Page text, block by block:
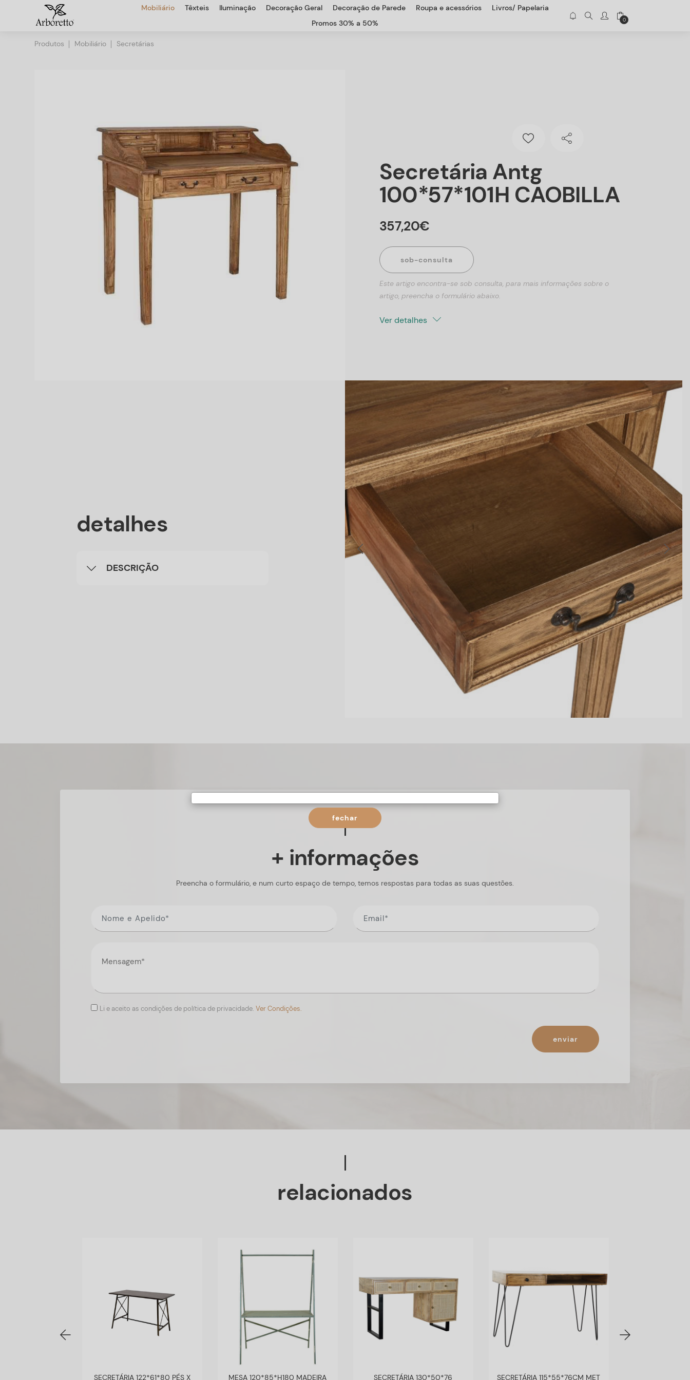
Mobiliário Têxteis Iluminação Decoração Geral Decoração de Parede Roupa e acessórios
Livros/ Papelaria
Promos 30% a 50%
0
Produtos Mobiliário Secretárias
Secretária Antg
100*57*101H CAOBILLA
357,20€
sob-consulta
Este artigo encontra-se sob consulta, para mais informações sobre o
artigo, preencha o formulário abaixo.
Ver detalhes
detalhes
DESCRIÇÃO
+ informações
Preencha o formulário, e num curto espaço de tempo, temos respostas para todas as suas questões.
Li e aceito as condições de política de privacidade. Ver Condições.
enviar
relacionados
SECRETÁRIA 122*61*80 PÉS X MESA 120*85*H180 MADEIRA SECRETÁRIA 130*50*76 SECRETÁRIA 115*55*76CM MET
fechar